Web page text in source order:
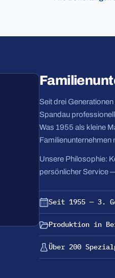
Seit drei
Spandau
Was 1955 als kleine
Unsere Philosophie:
persönlicher Service
Seit 1955 — 3.
Produktion in
Über 200